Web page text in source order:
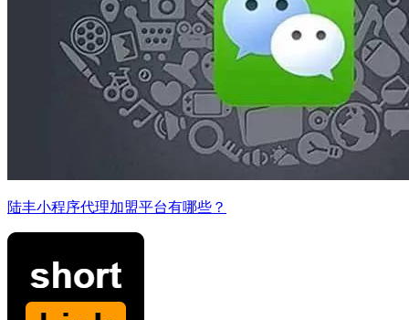
陆丰小程序代理加盟平台有哪些？